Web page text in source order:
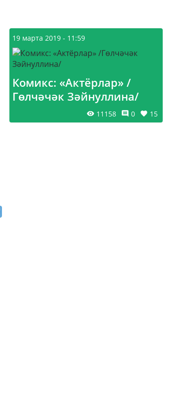
19 марта 2019 - 11:59
Комикс: «Актёрлар» /
Гөлчәчәк Зәйнуллина/
11158 0 15